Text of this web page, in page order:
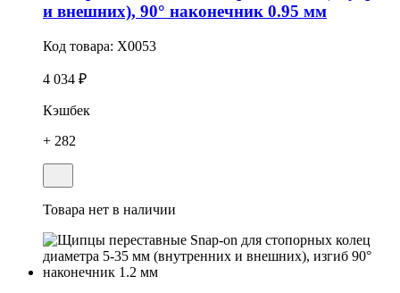
и внешних), 90° наконечник 0.95 мм
Код товара: X0053
4 034 ₽
Кэшбек
+ 282
Товара нет в наличии